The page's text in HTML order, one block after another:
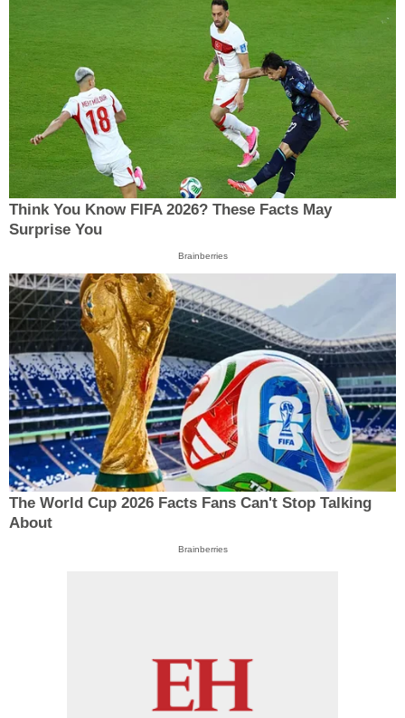
Think You Know FIFA 2026? These Facts May
Surprise You
Brainberries
The World Cup 2026 Facts Fans Can't Stop Talking
About
Brainberries